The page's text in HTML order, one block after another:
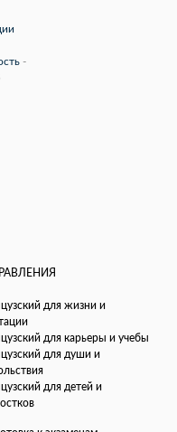
-
для жизни и
для карьеры и учебы
для души и
для детей и